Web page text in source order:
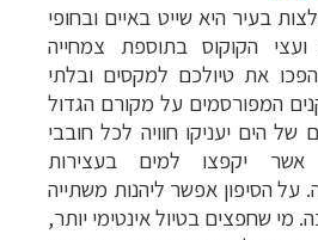
בעיר היא שייט באיים ובחופי
הקוקוס בתוספת צמחייה
את טיולכם למקסים ובלתי
המפורסמים על מקורם הגדול
של הים יעניקו חוויה לכל חובבי
אשר יקפצו למים בעצירות
. על הסיפון אפשר ליהנות משתייה
מי שחפצים בטיול אינטימי יותר,